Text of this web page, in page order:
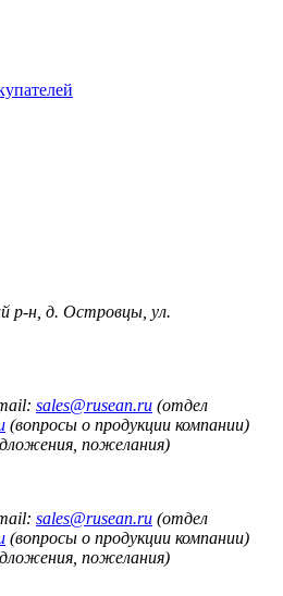
р-н, д. Островцы, ул.
sales@rusean.ru (отдел
(вопросы о продукции компании)
пожелания)
sales@rusean.ru (отдел
(вопросы о продукции компании)
пожелания)